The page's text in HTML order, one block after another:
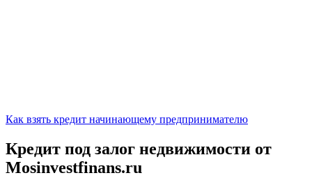
Как взять кредит начинающему предпринимателю
Кредит под залог недвижимости от
Mosinvestfinans.ru